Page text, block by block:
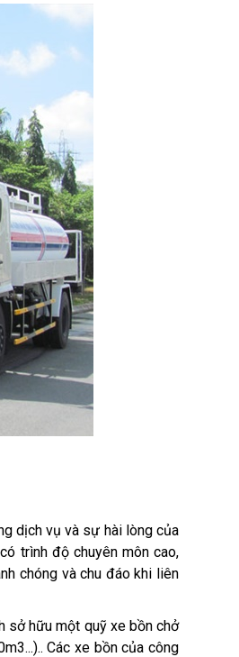
dịch vụ và sự hài lòng của
trình độ chuyên môn cao,
chóng và chu đáo khi liên
sở hữu một quỹ xe bồn chở
Các xe bồn của công